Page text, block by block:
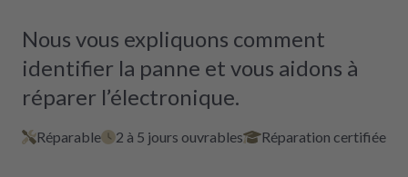
Nous vous expliquons comment
identifier la panne et vous aidons à
réparer l’électronique.
Réparable 2 à 5 jours ouvrables Réparation certifiée